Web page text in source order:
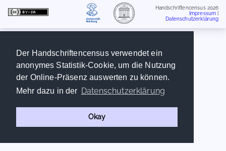
Der Handschriftencensus verwendet ein
anonymes Statistik-Cookie, um die Nutzung
der Online-Präsenz auswerten zu können.
Mehr dazu in der Datenschutzerklärung
Okay
Handschriftencensus 2026
Impressum
Datenschutzerklärung